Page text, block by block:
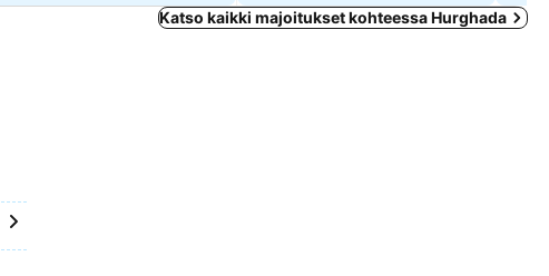
Katso kaikki majoitukset kohteessa Hurghada